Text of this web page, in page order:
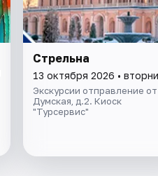
Стрельна
13 октября 2026 •
Экскурсии отправление от
Думская, д.2. Киоск
"Турсервис"